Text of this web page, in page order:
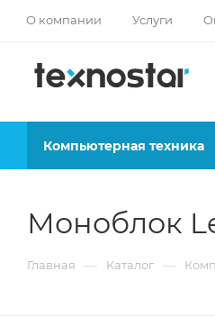
О компании Услуги
Компьютерная техника
Моноблок
Главная — Каталог —